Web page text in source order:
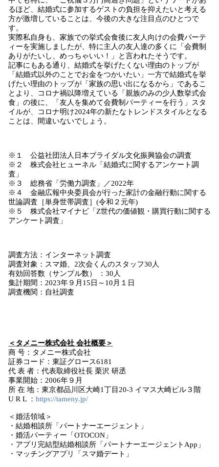
るほど、結婚式に参加するゲストの負担を抑えたいと考える
方が激増していることは、今後の大きな注目点のひとつで
す。
実際私自身も、家族での挙式会食後に友人向けの会費パーテ
ィーを実施しましたが、特に主人の友人達の多くに「会費制
ありがたいし、めっちゃいい！」と言われたそうです。
記事にもある通り、結婚式を挙げたくない理由のトップが
「結婚式以外のことでお金をつかいたい」一方で結婚式を挙
げたい理由のトップが「家族の思い出になるから」であるこ
とより、コロナ禍以降増えている「親族のみの少人数挙式会
食」の後に、「友人を集めて会費制パーティーを行う」スタ
イルが、コロナ明け2024年の新たなトレンドスタイルとなる
ことは、間違いないでしょう。
※１ 公益社団法人日本ブライダル文化振興協会の調査
※２ 株式会社ヒューネル「結婚式に関するアンケート調
査」
※３ 総務省「労働力調査」／2022年
※４ 金融広報中央委員会が行った家計の金融行動に関する
世論調査［単身世帯調査］(令和２元年)
※５ 株式会社マイナビ「Z世代の価値観・購買行動に関する
アンケート調査」
調査方法：インターネット調査
調査対象：スマ婚、2次会くんのスタッフ30人
有効回答数（サンプル数） ：30人
集計期間：2023年９月15日～10月１日
調査機関：自社調査
＜タメニー株式会社 会社概要＞
商 号：タメニー株式会社
証券コード：東証グロース6181
代 表 者：代表取締役社長 栗沢 研丞
事業開始：2006年９月
所 在 地：東京都品川区大崎1丁目20-3 イマス大崎ビル３階
U R L ： https://tameny.jp/
＜婚活領域＞
・結婚相談所「パートナーエージェント」
・婚活パーティー「OTOCON」
・アプリ完結型結婚相談所「パートナーエージェントApp」
・マッチングアプリ「スマ婚デート」